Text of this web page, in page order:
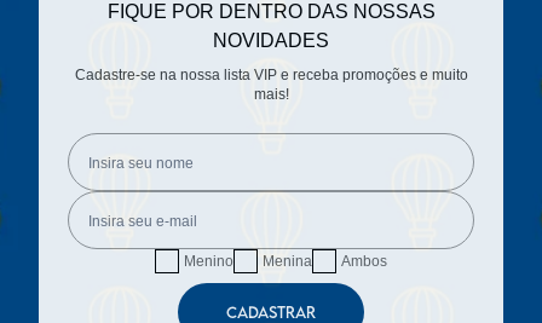
FIQUE POR DENTRO DAS NOSSAS
NOVIDADES
Cadastre-se na nossa lista VIP e receba promoções e muito
mais!
Menino Menina Ambos
CADASTRAR